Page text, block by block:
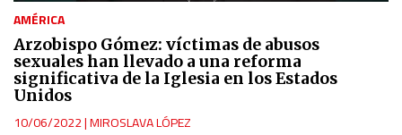
AMÉRICA
Arzobispo Gómez: víctimas de abusos
sexuales han llevado a una reforma
significativa de la Iglesia en los Estados
Unidos
10/06/2022|MIROSLAVA LÓPEZ